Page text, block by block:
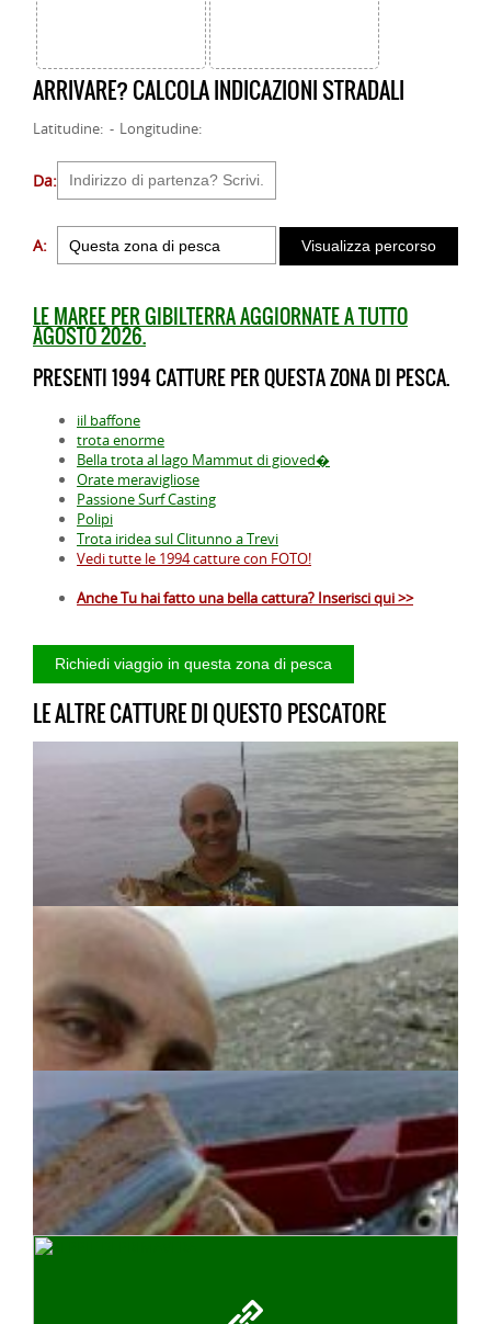
ARRIVARE? CALCOLA INDICAZIONI STRADALI
Latitudine: - Longitudine:
Da:
A:
LE MAREE PER GIBILTERRA AGGIORNATE A TUTTO
AGOSTO 2026.
PRESENTI 1994 CATTURE PER QUESTA ZONA DI PESCA.
iil baffone
trota enorme
Bella trota al lago Mammut di gioved�
Orate meravigliose
Passione Surf Casting
Polipi
Trota iridea sul Clitunno a Trevi
Vedi tutte le 1994 catture con FOTO!
Anche Tu hai fatto una bella cattura? Inserisci qui >>
LE ALTRE CATTURE DI QUESTO PESCATORE